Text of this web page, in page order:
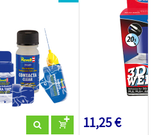
11,25 €